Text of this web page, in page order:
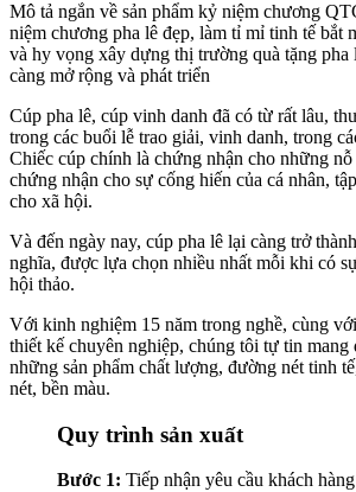
Mô tả ngắn về sản phẩm kỷ niệm chương
niệm chương pha lê đẹp, làm tỉ mỉ tinh tế bắt
và hy vọng xây dựng thị trường quà tặng pha
càng mở rộng và phát triển
Cúp pha lê, cúp vinh danh đã có từ rất lâu,
trong các buổi lễ trao giải, vinh danh, trong
Chiếc cúp chính là chứng nhận cho những nỗ
chứng nhận cho sự cống hiến của cá nhân,
cho xã hội.
Và đến ngày nay, cúp pha lê lại càng trở
nghĩa, được lựa chọn nhiều nhất mỗi khi có
hội thảo.
Với kinh nghiệm 15 năm trong nghề, cùng
thiết kế chuyên nghiệp, chúng tôi tự tin mang
những sản phẩm chất lượng, đường nét tinh
nét, bền màu.
Quy trình sản xuất
Bước 1: Tiếp nhận yêu cầu khách hàng